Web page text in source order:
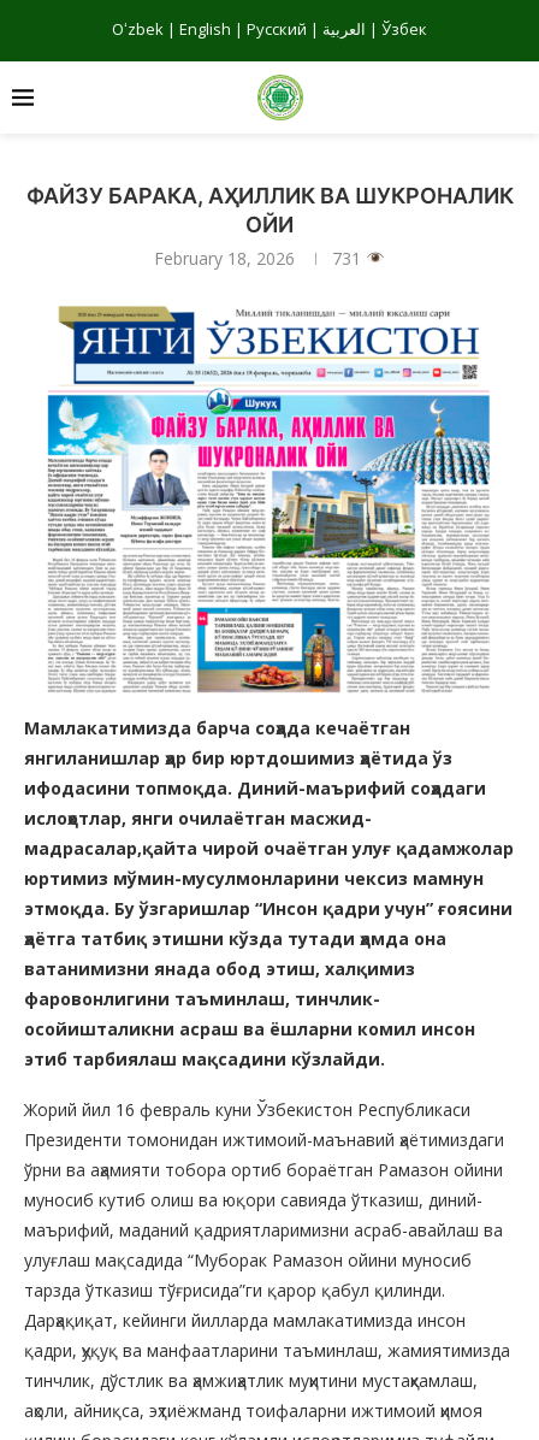
Oʻzbek | English | Русский | العربية | Ўзбек
ФАЙЗУ БАРАКА, АҲИЛЛИК ВА ШУКРОНАЛИК
ОЙИ
February 18, 2026 731
Мамлакатимизда барча соҳада кечаётган
янгиланишлар ҳар бир юртдошимиз ҳаётида ўз
ифодасини топмоқда. Диний-маърифий соҳадаги
ислоҳотлар, янги очилаётган масжид-
мадрасалар,қайта чирой очаётган улуғ қадамжолар
юртимиз мўмин-мусулмонларини чексиз мамнун
этмоқда. Бу ўзгаришлар “Инсон қадри учун” ғоясини
ҳаётга татбиқ этишни кўзда тутади ҳамда она
ватанимизни янада обод этиш, халқимиз
фаровонлигини таъминлаш, тинчлик-
осойишталикни асраш ва ёшларни комил инсон
этиб тарбиялаш мақсадини кўзлайди.
Жорий йил 16 февраль куни Ўзбекистон Республикаси
Президенти томонидан ижтимоий-маънавий ҳаётимиздаги
ўрни ва аҳамияти тобора ортиб бораётган Рамазон ойини
муносиб кутиб олиш ва юқори савияда ўтказиш, диний-
маърифий, маданий қадриятларимизни асраб-авайлаш ва
улуғлаш мақсадида “Муборак Рамазон ойини муносиб
тарзда ўтказиш тўғрисида”ги қарор қабул қилинди.
Дарҳақиқат, кейинги йилларда мамлакатимизда инсон
қадри, ҳуқуқ ва манфаатларини таъминлаш, жамиятимизда
тинчлик, дўстлик ва ҳамжиҳатлик муҳитини мустаҳкамлаш,
аҳоли, айниқса, эҳтиёжманд тоифаларни ижтимоий ҳимоя